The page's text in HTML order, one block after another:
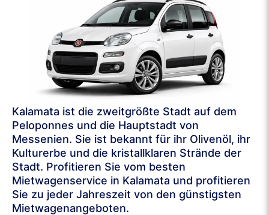
Kalamata ist die zweitgrößte Stadt auf dem
Peloponnes und die Hauptstadt von
Messenien. Sie ist bekannt für ihr Olivenöl, ihr
Kulturerbe und die kristallklaren Strände der
Stadt. Profitieren Sie vom besten
Mietwagenservice in Kalamata und profitieren
Sie zu jeder Jahreszeit von den günstigsten
Mietwagenangeboten.